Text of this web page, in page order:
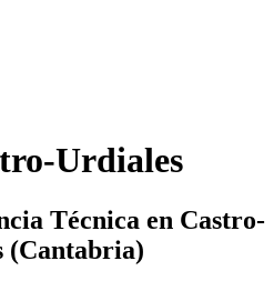
Urdiales
Técnica en Castro-
(Cantabria)